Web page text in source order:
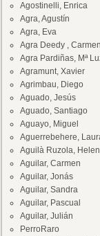
Agostinelli, Enrica
Agra, Agustín
Agra, Eva
Agra Deedy , Carmen
Agra Pardiñas, Mª
Agramunt, Xavier
Agrimbau, Diego
Aguado, Jesús
Aguado, Santiago
Aguayo, Miguel
Aguerrebehere,
Aguilà Ruzola,
Aguilar, Carmen
Aguilar, Jonás
Aguilar, Sandra
Aguilar, Pascual
Aguilar, Julián
PerroRaro